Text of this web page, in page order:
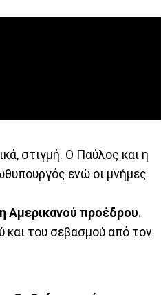
στιγμή. Ο Παύλος και η
ενώ οι μνήμες
Αμερικανού προέδρου.
και του σεβασμού από τον